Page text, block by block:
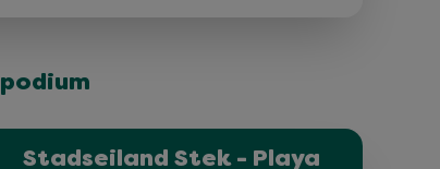
Stadseiland Stek - Playa